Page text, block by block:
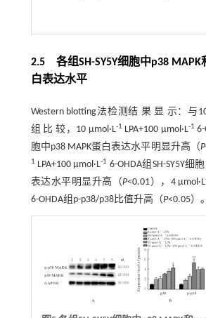
2.5 各组SH-SY5Y细胞中p38 MAPK
白表达水平
Western blotting法检测结 果 显 示：与
组 比 较，10 μmol·L-1 LPA+100 μmol·L-1 6-
胞中p38 MAPK蛋白表达水平明显升高（P
1 LPA+100 μmol·L-1 6-OHDA组SH-SY5Y细
表达水平明显升高（P<0.01），4 μmol·L
6-OHDA组p-p38/p38比值升高（P<0.05）